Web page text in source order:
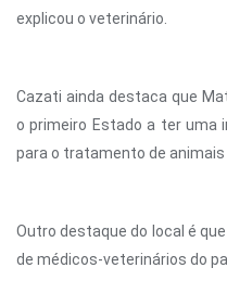
explicou o veterinário.
Cazati ainda destaca que
o primeiro Estado a ter uma
para o tratamento de animais
Outro destaque do local é
de médicos-veterinários do